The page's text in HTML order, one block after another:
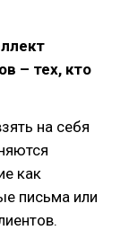
– тех, кто
на себя
как
письма или